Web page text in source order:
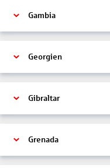
Gambia
Georgien
Gibraltar
Grenada